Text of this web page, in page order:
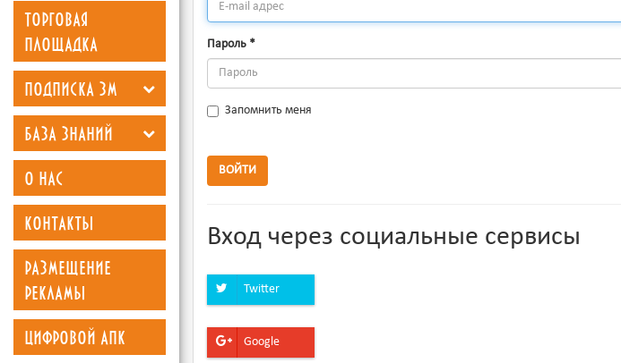
торговая
площадка
подписка зм
база знаний
о нас
контакты
размещение
рекламы
цифровой апк
Пароль *
Запомнить меня
ВОЙТИ
Вход через социальные сервисы
Twitter
Google